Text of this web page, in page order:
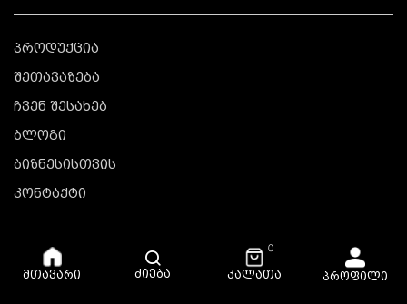
მთავარი ძიება
0
კალათა პროფილი
პროდუქცია
შეთავაზება
ჩვენ შესახებ
ბლოგი
ბიზნესისთვის
კონტაქტი
© Copyright © 2025 All Rights Reserved